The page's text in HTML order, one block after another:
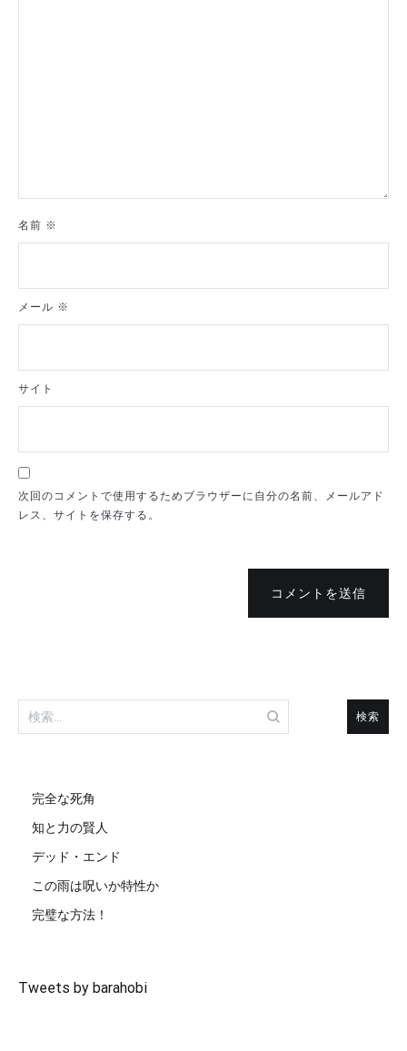
名前 ※
メール ※
サイト
次回のコメントで使用するためブラウザーに自分の名前、メールアド
レス、サイトを保存する。
コメントを送信
検
索:
完全な死角
知と力の賢人
デッド・エンド
この雨は呪いか特性か
完璧な方法！
Tweets by barahobi